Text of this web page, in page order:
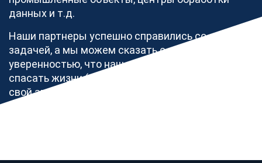
загружать производственные мощности и
увеличивать прибыль более 280 зарегистрированным
партнерам в области изготовления продукции из
металла.
Исполнителям
Как стать партнером
данных и т.д.
Наши партнеры успешно справились со своей
задачей, а мы можем сказать с полной
уверенностью, что наш профессионализм может
спасать жизни (даже если вы всего лишь ждете
свой авиарейс, чтобы увидеться с близкими